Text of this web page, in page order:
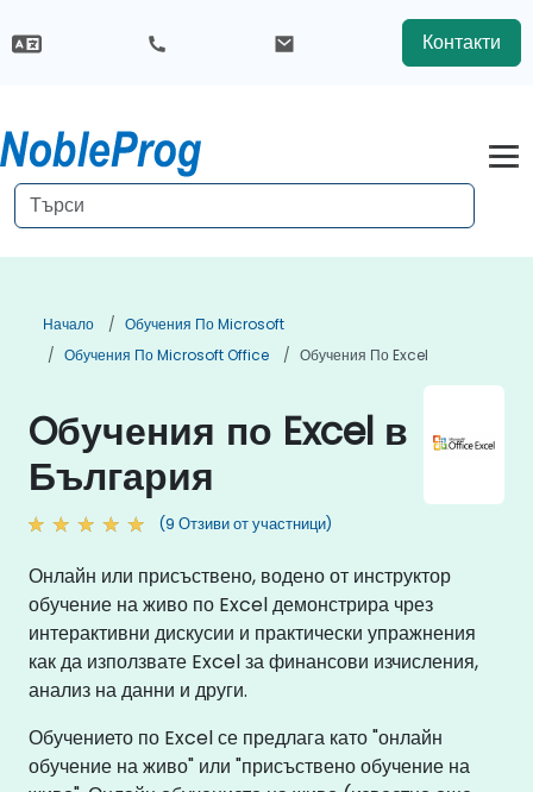
Контакти
Начало
Обучения По Microsoft
Обучения По Microsoft Office
Обучения По Excel
Oбучения по Excel в
България
(9 Отзиви от участници)
Онлайн или присъствено, водено от инструктор
обучение на живо по Excel демонстрира чрез
интерактивни дискусии и практически упражнения
как да използвате Excel за финансови изчисления,
анализ на данни и други.
Обучението по Excel се предлага като "онлайн
обучение на живо" или "присъствено обучение на